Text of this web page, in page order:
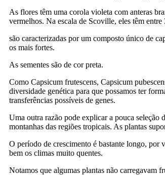
As flores têm uma corola violeta com anteras
vermelhos. Na escala de Scoville, eles têm
são caracterizadas por um composto único de
os mais fortes.
As sementes são de cor preta.
Como Capsicum frutescens, Capsicum
diversidade genética para que possamos ter
transferências possíveis de genes.
Uma outra razão pode explicar a pouca seleção
montanhas das regiões tropicais. As plantas
O período de crescimento é bastante longo, por
bem os climas muito quentes.
Notamos que algumas plantas não carregavam